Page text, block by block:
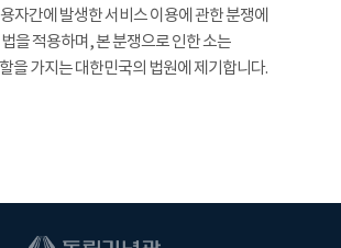
자간에 발생한 서비스 이용에 관한 분쟁에
을 적용하며, 본 분쟁으로 인한 소는
을 가지는 대한민국의 법원에 제기합니다.